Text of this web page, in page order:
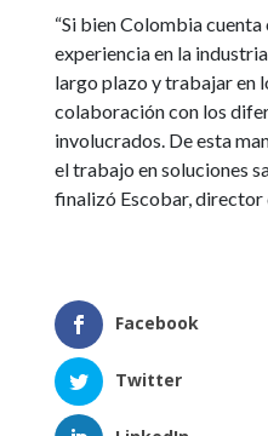
“Si bien Colombia
experiencia en la
largo plazo y trabajar en
colaboración con los
involucrados. De esta
el trabajo en soluciones
finalizó Escobar, director
Facebook
Twitter